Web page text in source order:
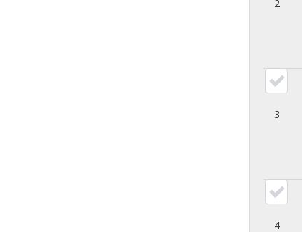
2
3
4